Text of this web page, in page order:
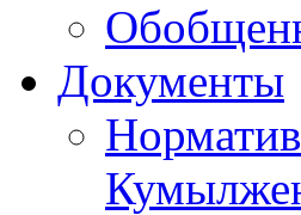
Документы